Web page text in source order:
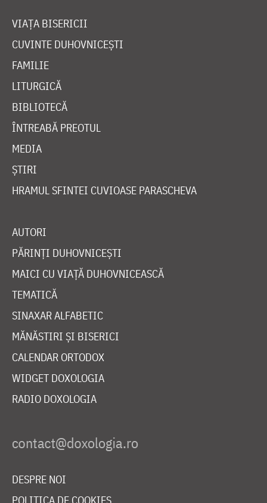
VIAȚA BISERICII
CUVINTE DUHOVNICEȘTI
FAMILIE
LITURGICĂ
BIBLIOTECĂ
ÎNTREABĂ PREOTUL
MEDIA
ȘTIRI
HRAMUL SFINTEI CUVIOASE PARASCHEVA
AUTORI
PĂRINȚI DUHOVNICEȘTI
MAICI CU VIAȚĂ DUHOVNICEASCĂ
TEMATICĂ
SINAXAR ALFABETIC
MĂNĂSTIRI ȘI BISERICI
CALENDAR ORTODOX
WIDGET DOXOLOGIA
RADIO DOXOLOGIA
DESPRE NOI
POLITICA DE COOKIES